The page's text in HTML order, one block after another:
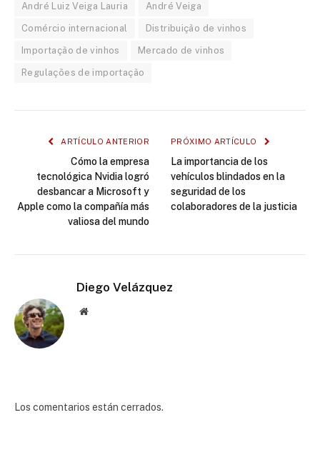
André Luiz Veiga Lauria André Veiga
Comércio internacional Distribuição de vinhos
Importação de vinhos Mercado de vinhos
Regulações de importação
ARTÍCULO ANTERIOR
Cómo la empresa
tecnológica Nvidia logró
desbancar a Microsoft y
Apple como la compañía más
valiosa del mundo
PRÓXIMO ARTÍCULO
La importancia de los
vehículos blindados en la
seguridad de los
colaboradores de la justicia
Diego Velázquez
Website
Los comentarios están cerrados.